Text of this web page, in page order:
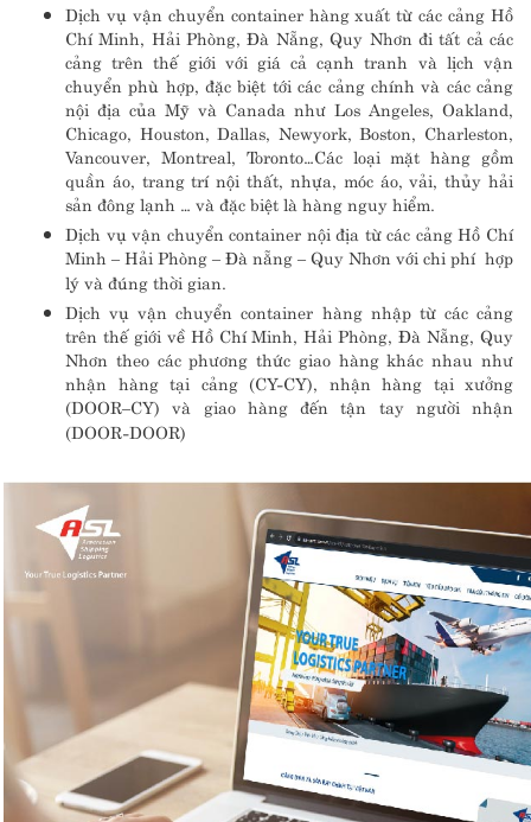
Dịch vụ vận chuyển container hàng xuất từ các cảng Hồ
Chí Minh, Hải Phòng, Đà Nẵng, Quy Nhơn đi tất cả các
cảng trên thế giới với giá cả cạnh tranh và lịch vận
chuyển phù hợp, đặc biệt tới các cảng chính và các cảng
nội địa của Mỹ và Canada như Los Angeles, Oakland,
Chicago, Houston, Dallas, Newyork, Boston, Charleston,
Vancouver, Montreal, Toronto…Các loại mặt hàng gồm
quần áo, trang trí nội thất, nhựa, móc áo, vải, thủy hải
sản đông lạnh … và đặc biệt là hàng nguy hiểm.
Dịch vụ vận chuyển container nội địa từ các cảng Hồ Chí
Minh – Hải Phòng – Đà nẵng – Quy Nhơn với chi phí hợp
lý và đúng thời gian.
Dịch vụ vận chuyển container hàng nhập từ các cảng
trên thế giới về Hồ Chí Minh, Hải Phòng, Đà Nẵng, Quy
Nhơn theo các phương thức giao hàng khác nhau như
nhận hàng tại cảng (CY-CY), nhận hàng tại xưởng
(DOOR–CY) và giao hàng đến tận tay người nhận
(DOOR-DOOR)